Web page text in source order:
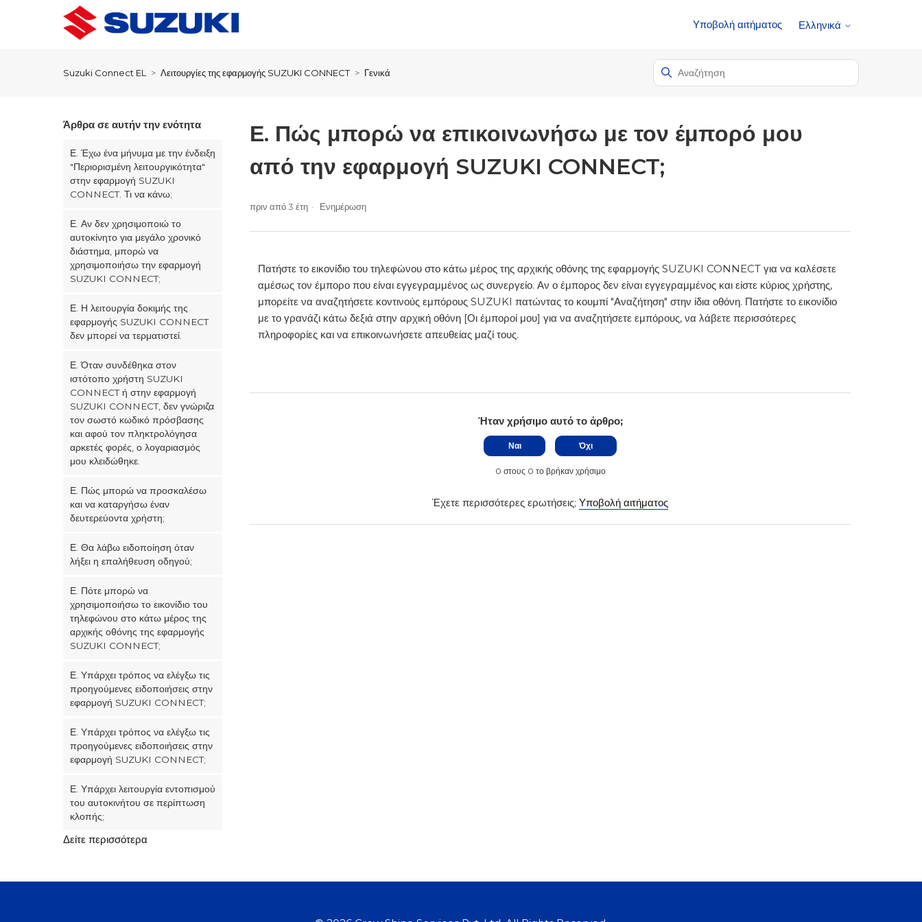
Υποβολή αιτήματος Ελληνικά
Suzuki Connect EL Λειτουργίες της εφαρμογής SUZUKI CONNECT Γενικά
Άρθρα σε αυτήν την ενότητα
Ε. Έχω ένα μήνυμα με την ένδειξη
"Περιορισμένη λειτουργικότητα"
στην εφαρμογή SUZUKI
CONNECT. Τι να κάνω;
Ε. Αν δεν χρησιμοποιώ το
αυτοκίνητο για μεγάλο χρονικό
διάστημα, μπορώ να
χρησιμοποιήσω την εφαρμογή
SUZUKI CONNECT;
Ε. Η λειτουργία δοκιμής της
εφαρμογής SUZUKI CONNECT
δεν μπορεί να τερματιστεί.
Ε. Όταν συνδέθηκα στον
ιστότοπο χρήστη SUZUKI
CONNECT ή στην εφαρμογή
SUZUKI CONNECT, δεν γνώριζα
τον σωστό κωδικό πρόσβασης
και αφού τον πληκτρολόγησα
αρκετές φορές, ο λογαριασμός
μου κλειδώθηκε.
Ε. Πώς μπορώ να προσκαλέσω
και να καταργήσω έναν
δευτερεύοντα χρήστη;
Ε. Θα λάβω ειδοποίηση όταν
λήξει η επαλήθευση οδηγού;
Ε. Πότε μπορώ να
χρησιμοποιήσω το εικονίδιο του
τηλεφώνου στο κάτω μέρος της
αρχικής οθόνης της εφαρμογής
SUZUKI CONNECT;
Ε. Υπάρχει τρόπος να ελέγξω τις
προηγούμενες ειδοποιήσεις στην
εφαρμογή SUZUKI CONNECT;
Ε. Υπάρχει τρόπος να ελέγξω τις
προηγούμενες ειδοποιήσεις στην
εφαρμογή SUZUKI CONNECT;
Ε. Υπάρχει λειτουργία εντοπισμού
του αυτοκινήτου σε περίπτωση
κλοπής;
Δείτε περισσότερα
Ε. Πώς μπορώ να επικοινωνήσω με τον έμπορό μου
από την εφαρμογή SUZUKI CONNECT;
πριν από 3 έτη Ενημέρωση
Πατήστε το εικονίδιο του τηλεφώνου στο κάτω μέρος της αρχικής οθόνης της εφαρμογής SUZUKI CONNECT για να καλέσετε
αμέσως τον έμπορο που είναι εγγεγραμμένος ως συνεργείο. Αν ο έμπορος δεν είναι εγγεγραμμένος και είστε κύριος χρήστης,
μπορείτε να αναζητήσετε κοντινούς εμπόρους SUZUKI πατώντας το κουμπί "Αναζήτηση" στην ίδια οθόνη. Πατήστε το εικονίδιο
με το γρανάζι κάτω δεξιά στην αρχική οθόνη [Οι έμποροί μου] για να αναζητήσετε εμπόρους, να λάβετε περισσότερες
πληροφορίες και να επικοινωνήσετε απευθείας μαζί τους.
Ήταν χρήσιμο αυτό το άρθρο;
Ναι Όχι
0 στους 0 το βρήκαν χρήσιμο
Έχετε περισσότερες ερωτήσεις;Υποβολή αιτήματος